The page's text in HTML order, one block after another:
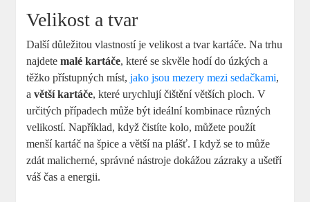
Velikost⁣ a tvar
Další důležitou vlastností je velikost a ⁤tvar‌ kartáče. Na trhu⁢
najdetemalé kartáče, které se skvěle hodí do⁢ úzkých a
těžko přístupných⁤ míst,jako jsou mezery mezi sedačkami,⁤
avětší kartáče, které‌ urychlují čištění větších ploch. V
určitých případech může být ideální kombinace různých ​
velikostí. Například, když čistíte kolo, ⁣můžete použít‌
menší kartáč na špice a​ větší na plášť. ⁤I⁣ když se to může‌
zdát malicherné, správné nástroje‍ dokážou zázraky a ušetří
⁢váš čas a​ energii.